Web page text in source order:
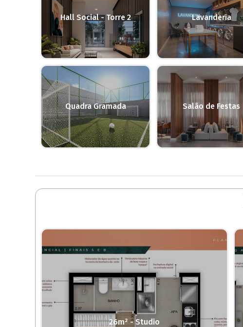
Hall Social - Torre 2 Lavanderia
Quadra Gramada Salão de Festas
26m² - Studio